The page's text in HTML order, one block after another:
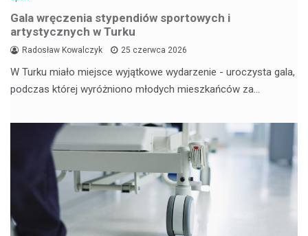
Gala wręczenia stypendiów sportowych i
artystycznych w Turku
Radosław Kowalczyk 25 czerwca 2026
W Turku miało miejsce wyjątkowe wydarzenie - uroczysta gala,
podczas której wyróżniono młodych mieszkańców za…